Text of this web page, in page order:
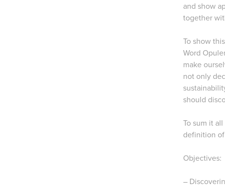
and show
together
To show
Word
make
not only
should
To sum it
definition
Objectives:
–